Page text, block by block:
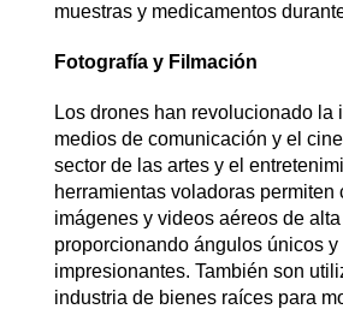
muestras y medicamentos
Fotografía y Filmación
Los drones han revolucionado la
medios de comunicación y el
sector de las artes y el
herramientas voladoras permiten
imágenes y videos aéreos de
proporcionando ángulos únicos
impresionantes. También son
industria de bienes raíces para